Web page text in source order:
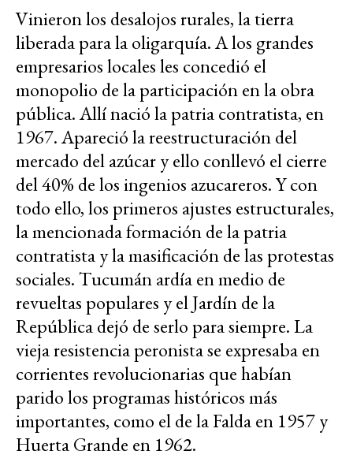
Vinieron los desalojos rurales, la tierra
liberada para la oligarquía. A los grandes
empresarios locales les concedió el
monopolio de la participación en la obra
pública. Allí nació la patria contratista, en
1967. Apareció la reestructuración del
mercado del azúcar y ello conllevó el cierre
del 40% de los ingenios azucareros. Y con
todo ello, los primeros ajustes estructurales,
la mencionada formación de la patria
contratista y la masificación de las protestas
sociales. Tucumán ardía en medio de
revueltas populares y el Jardín de la
República dejó de serlo para siempre. La
vieja resistencia peronista se expresaba en
corrientes revolucionarias que habían
parido los programas históricos más
importantes, como el de la Falda en 1957 y
Huerta Grande en 1962.